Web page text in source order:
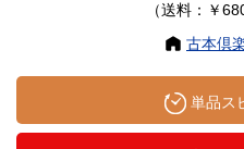
（送料：￥
古本倶
単品ス